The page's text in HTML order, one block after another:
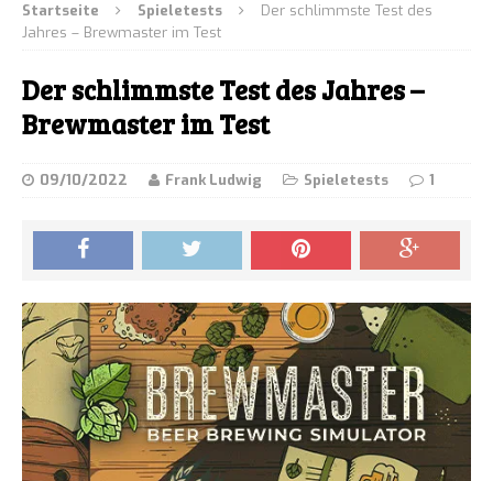
Startseite Spieletests
Der schlimmste Test des
Jahres – Brewmaster im Test
Der schlimmste Test des Jahres –
Brewmaster im Test
09/10/2022 Frank Ludwig Spieletests 1